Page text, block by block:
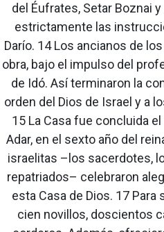
del Éufrates, Setar Boznai
estrictamente las
Darío. 14 Los ancianos de
obra, bajo el impulso del
de Idó. Así terminaron la
orden del Dios de Israel y a
15 La Casa fue concluida
Adar, en el sexto año del
israelitas –los sacerdotes,
repatriados– celebraron
esta Casa de Dios. 17
cien novillos, doscientos